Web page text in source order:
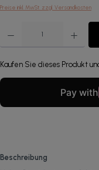
Preise inkl. MwSt. zzgl. Versandkosten
Produkt Anzahl: Gib den gewünschten
Kaufen Sie dieses Produkt
Beschreibung